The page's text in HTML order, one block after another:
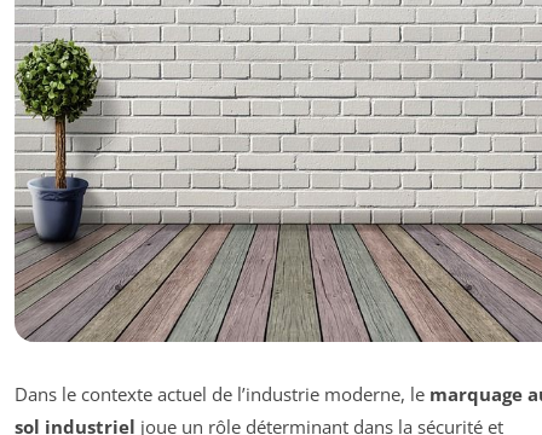
Dans le contexte actuel de l’industrie moderne, le marquage
sol industriel joue un rôle déterminant dans la sécurité et